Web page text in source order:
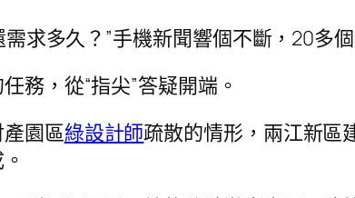
求多久？”手機新聞響個不斷，20多
務，從“指尖”答疑開端。
園區綠設計師疏散的情形，兩江新區